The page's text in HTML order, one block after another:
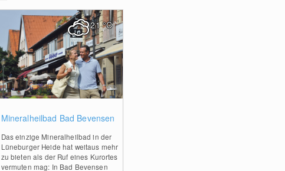
Mineralheilbad Bad Bevensen
Das einzige Mineralheilbad in der
Lüneburger Heide hat weitaus mehr
zu bieten als der Ruf eines Kurortes
vermuten mag: In Bad Bevensen
21°C